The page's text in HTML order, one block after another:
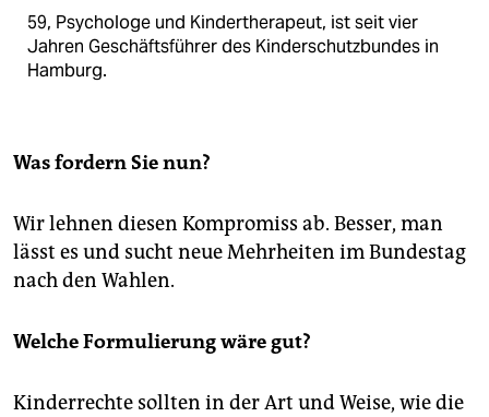
59, Psychologe und Kindertherapeut, ist seit vier
Jahren Geschäftsführer des Kinderschutzbundes in
Hamburg.
Was fordern Sie nun?
Wir lehnen diesen Kompromiss ab. Besser, man
lässt es und sucht neue Mehrheiten im Bundestag
nach den Wahlen.
Welche Formulierung wäre gut?
Kinderrechte sollten in der Art und Weise, wie die